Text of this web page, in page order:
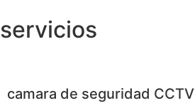
servicios
camara de seguridad CCTV